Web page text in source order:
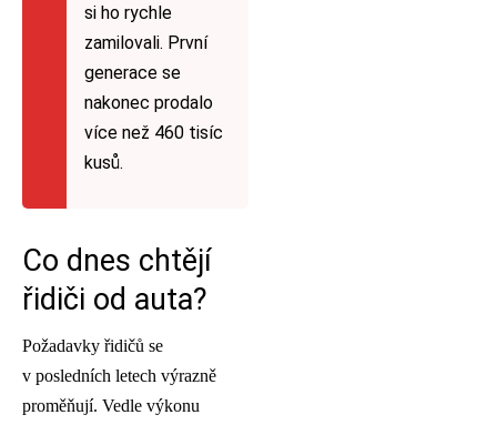
si ho rychle
zamilovali. První
generace se
nakonec prodalo
více než 460 tisíc
kusů.
Co dnes chtějí
řidiči od auta?
Požadavky řidičů se
v posledních letech výrazně
proměňují. Vedle výkonu